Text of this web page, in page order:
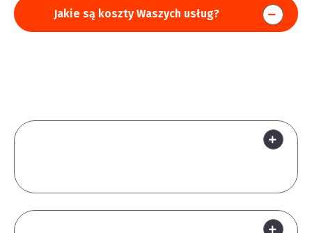
Jakie są koszty Waszych usług?
Czy mogę sam zarządzać systemami